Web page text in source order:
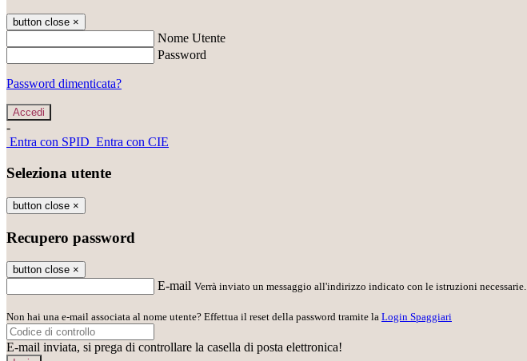
button close ×
Nome Utente
Password
Password dimenticata?
-
Entra con SPID Entra con CIE
Seleziona utente
button close ×
Recupero password
button close ×
E-mail Verrà inviato un messaggio all'indirizzo indicato con le istruzioni necessarie.
Non hai una e-mail associata al nome utente? Effettua il reset della password tramite la Login Spaggiari
E-mail inviata, si prega di controllare la casella di posta elettronica!